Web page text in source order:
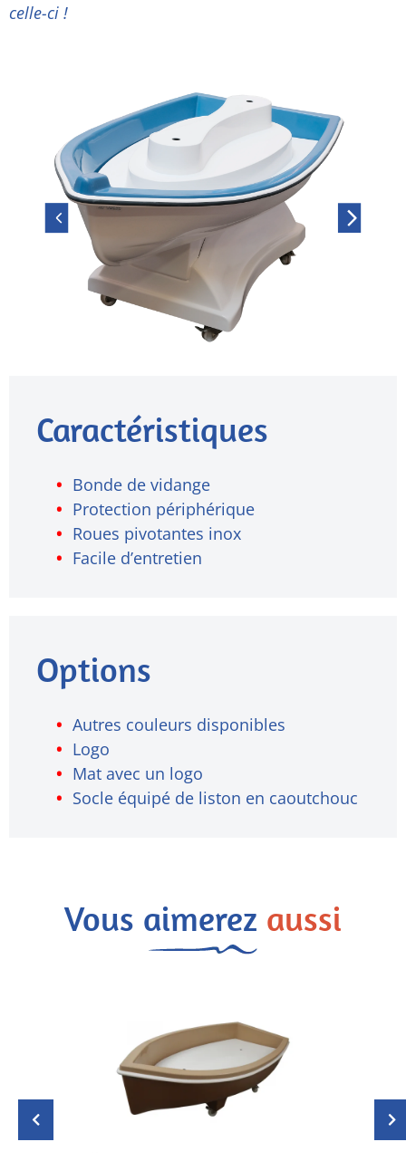
celle-ci !
Caractéristiques
Bonde de vidange
Protection périphérique
Roues pivotantes inox
Facile d’entretien
Options
Autres couleurs disponibles
Logo
Mat avec un logo
Socle équipé de liston en caoutchouc
Vous aimerez aussi